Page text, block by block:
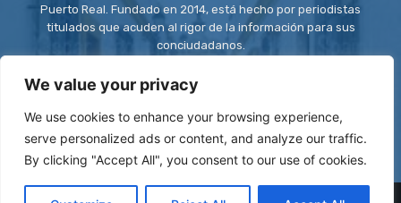
We value your privacy
We use cookies to enhance your browsing experience,
serve personalized ads or content, and analyze our traffic.
By clicking "Accept All", you consent to our use of cookies.
Puerto Real. Fundado en 2014, está hecho por periodistas
titulados que acuden al rigor de la información para sus
conciudadanos.
Contacto:redaccion@puertorealhoy.es
© Be First SL - ISSN: 2444-3662 || Registro ROMDA Nº